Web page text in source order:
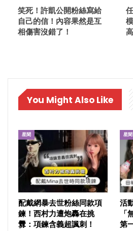
笑死！許凱公開粉絲寫給
自己的信！內容果然是互
相傷害沒錯了！
You Might Also Like
星聞
配戴網暴去世粉絲同款項
鍊！西村力遭炮轟在挑
釁：項鍊含義超諷刺！
星聞
活
第